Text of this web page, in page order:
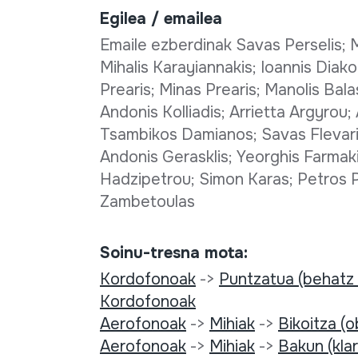
Egilea / emailea
Emaile ezberdinak Savas Perselis;
Mihalis Karayiannakis; Ioannis
Prearis; Minas Prearis; Manolis
Andonis Kolliadis; Arrietta
Tsambikos Damianos; Savas
Andonis Gerasklis; Yeorghis
Hadzipetrou; Simon Karas; Petros
Zambetoulas
Soinu-tresna mota:
Kordofonoak-> Puntzatua
Kordofonoak
Aerofonoak-> Mihiak-> Bikoitza
Aerofonoak-> Mihiak-> Bakun